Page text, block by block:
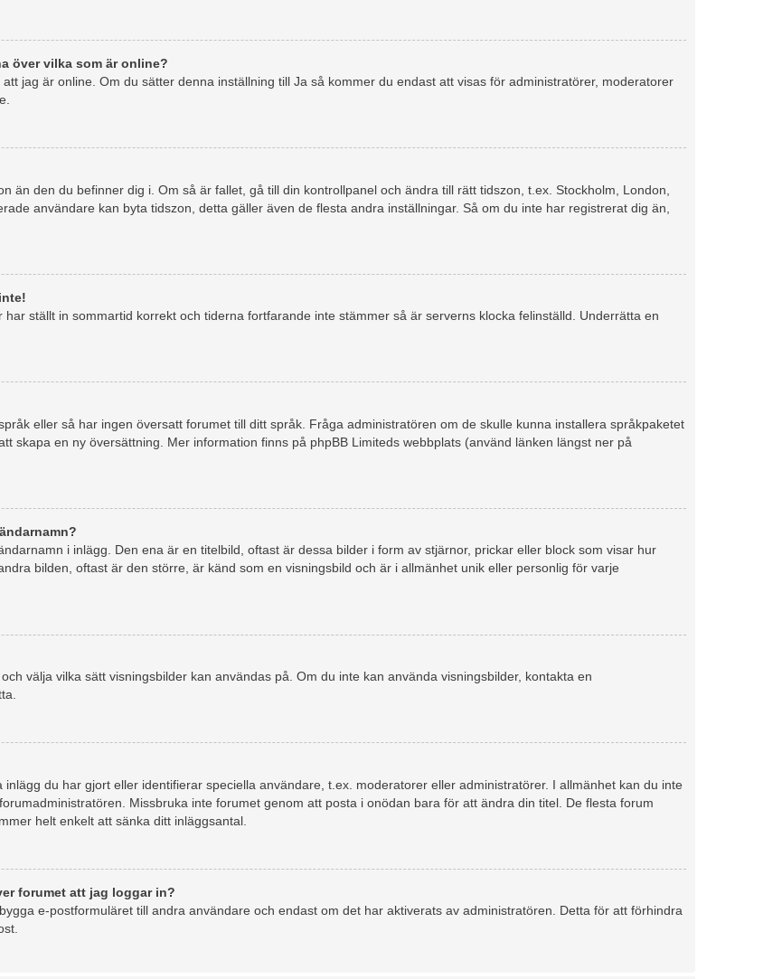
över vilka som är online?
jag är online. Om du sätter denna inställning till Ja så kommer du endast att visas för administratörer, moderatorer
än den du befinner dig i. Om så är fallet, gå till din kontrollpanel och ändra till rätt tidszon, t.ex. Stockholm, London,
användare kan byta tidszon, detta gäller även de flesta andra inställningar. Så om du inte har registrerat dig än,
ställt in sommartid korrekt och tiderna fortfarande inte stämmer så är serverns klocka felinställd. Underrätta en
eller så har ingen översatt forumet till ditt språk. Fråga administratören om de skulle kunna installera språkpaketet
skapa en ny översättning. Mer information finns på phpBB Limiteds webbplats (använd länken längst ner på
i inlägg. Den ena är en titelbild, oftast är dessa bilder i form av stjärnor, prickar eller block som visar hur
bilden, oftast är den större, är känd som en visningsbild och är i allmänhet unik eller personlig för varje
välja vilka sätt visningsbilder kan användas på. Om du inte kan använda visningsbilder, kontakta en
du har gjort eller identifierar speciella användare, t.ex. moderatorer eller administratörer. I allmänhet kan du inte
Missbruka inte forumet genom att posta i onödan bara för att ändra din titel. De flesta forum
helt enkelt att sänka ditt inläggsantal.
forumet att jag loggar in?
e-postformuläret till andra användare och endast om det har aktiverats av administratören. Detta för att förhindra